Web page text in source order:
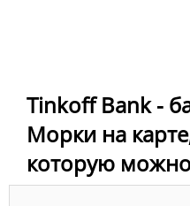
Tinkoff Bank -
Морки на
которую